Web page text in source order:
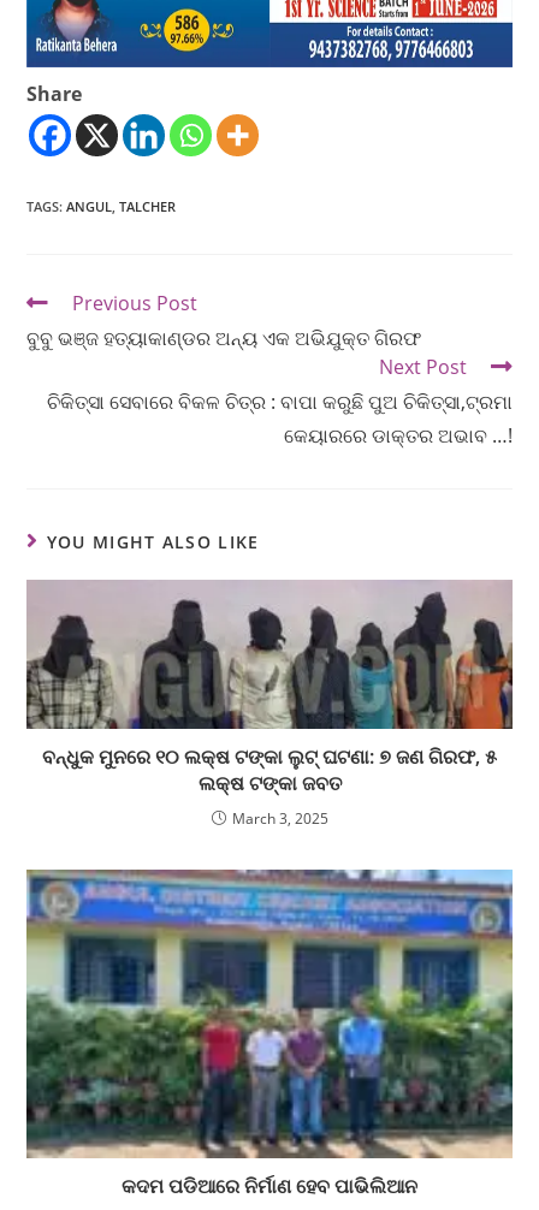
Share
TAGS:ANGUL TALCHER
Previous Post
ବୁବୁ ଭଞ୍ଜ ହତ୍ୟାକାଣ୍ଡର ଅନ୍ୟ ଏକ ଅଭିଯୁକ୍ତ ଗିରଫ
Next Post
ଚିକିତ୍ସା ସେବାରେ ବିକଳ ଚିତ୍ର : ବାପା କରୁଛି ପୁଅ ଚିକିତ୍ସା,ଟ୍ରମା
କେୟାରରେ ଡାକ୍ତର ଅଭାବ …!
YOU MIGHT ALSO LIKE
ବନ୍ଧୁକ ମୁନରେ ୧୦ ଲକ୍ଷ ଟଙ୍କା ଲୁଟ୍ ଘଟଣା: ୭ ଜଣ ଗିରଫ, ୫
ଲକ୍ଷ ଟଙ୍କା ଜବତ
March 3, 2025
କଦମ ପଡିଆରେ ନିର୍ମାଣ ହେବ ପାଭିଲିଆନ